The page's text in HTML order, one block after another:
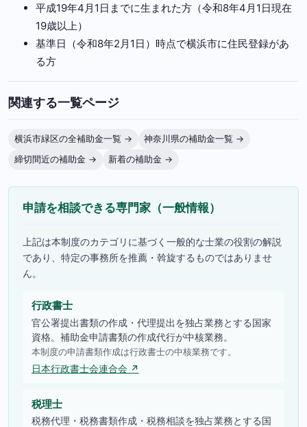
平成19年4月1日までに生まれた方（令和8年4月1日現在
19歳以上）
基準日（令和8年2月1日）時点で横浜市に住民登録があ
る方
関連する一覧ページ
横浜市緑区の全補助金一覧 →
神奈川県の補助金一覧 →
締切間近の補助金 →
新着の補助金 →
申請を相談できる専門家（一般情報）
上記は本制度のカテゴリに基づく一般的な士業の役割の解説
であり、特定の事務所を推薦・斡旋するものではありませ
ん。
行政書士
官公署提出書類の作成・代理提出を独占業務とする国家
資格。補助金申請書類の作成代行が中核業務。
本制度の申請書類作成は行政書士の中核業務です。
日本行政書士会連合会 ↗
税理士
税務代理・税務書類作成・税務相談を独占業務とする国